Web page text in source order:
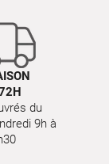
du
9h à